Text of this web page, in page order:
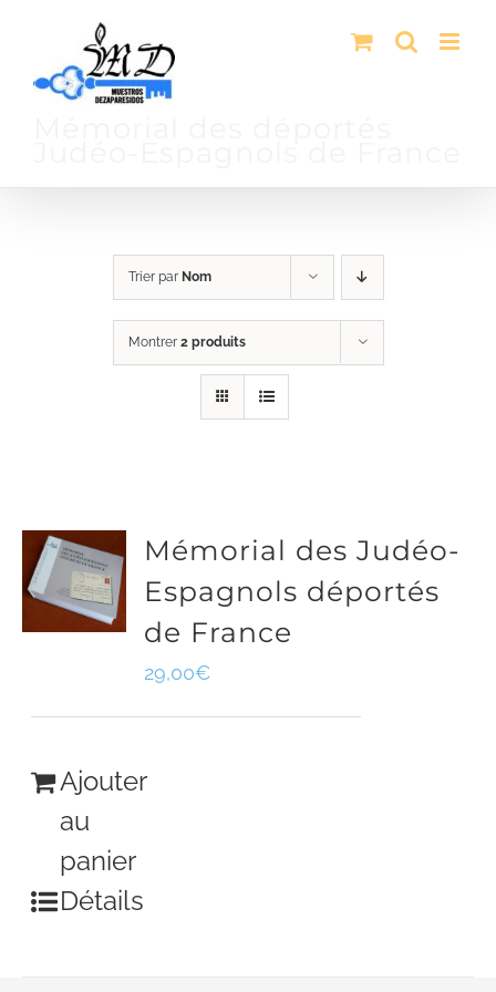
contenu
Trier par Nom
Montrer 2 produits
Mémorial des Judéo-
Espagnols déportés
de France
29,00€
Ajouter
au
panier
Détails